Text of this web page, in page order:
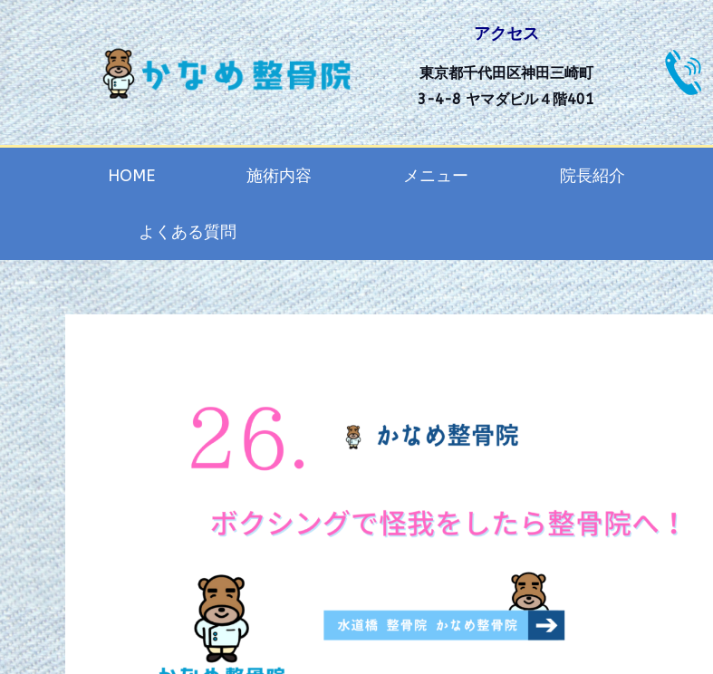
アクセス
東京都千代田区神田三崎町
3-4-8 ヤマダビル４階401
HOME 施術内容 メニュー 院長紹介
よくある質問